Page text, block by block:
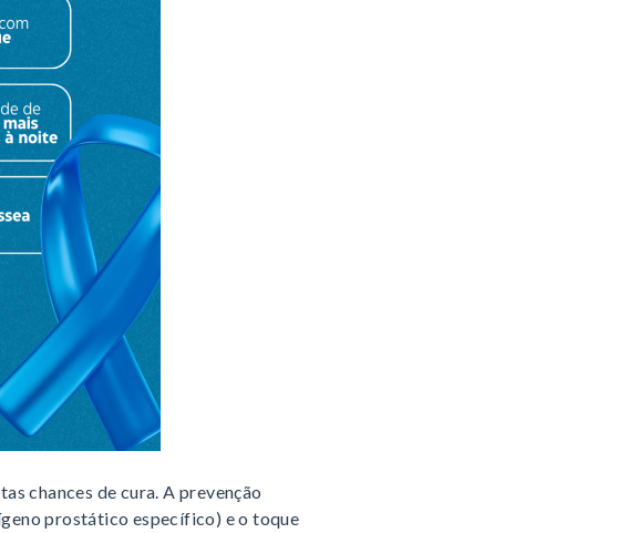
chances de cura. A prevenção
prostático específico) e o toque